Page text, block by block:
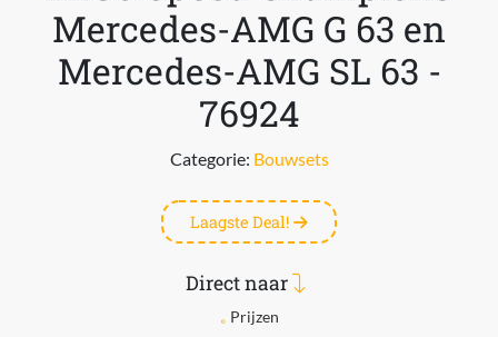
Mercedes-AMG G 63 en
Mercedes-AMG SL 63 -
76924
Categorie: Bouwsets
Laagste Deal!
Direct naar
Prijzen